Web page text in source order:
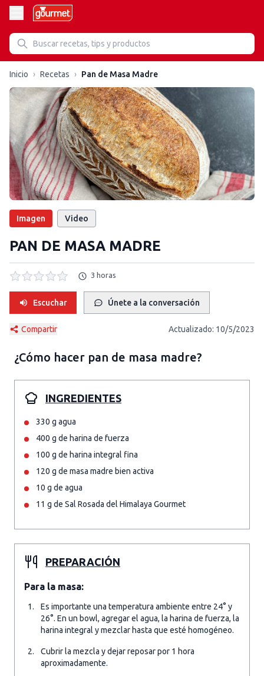
Inicio › Recetas › Pan de Masa Madre
Imagen Video
PAN DE MASA MADRE
3 horas
Escuchar Únete a la conversación
Compartir Actualizado: 10/5/2023
¿Cómo hacer pan de masa madre?
INGREDIENTES
330 g agua
400 g de harina de fuerza
100 g de harina integral fina
120 g de masa madre bien activa
10 g de agua
11 g de Sal Rosada del Himalaya Gourmet
PREPARACIÓN
Para la masa:
Es importante una temperatura ambiente entre 24° y
26°. En un bowl, agregar el agua, la harina de fuerza, la
harina integral y mezclar hasta que esté homogéneo.
Cubrir la mezcla y dejar reposar por 1 hora
aproximadamente.